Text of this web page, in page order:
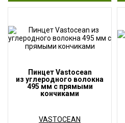
Пинцет Vastocean
из углеродного волокна
495 мм с прямыми
кончиками
VASTOCEAN